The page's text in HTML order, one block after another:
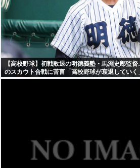
【高校野球】初戦敗退の明徳義塾・馬淵史郎監
のスカウト合戦に苦言「高校野球が衰退していく